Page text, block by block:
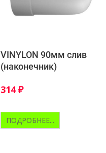
VINYLON 90мм слив
(наконечник)
314₽
ПОДРОБНЕЕ...